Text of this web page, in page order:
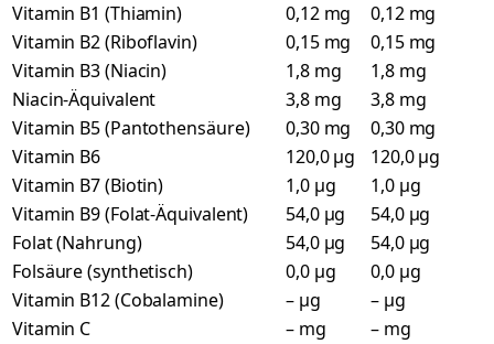
Vitamin B1 (Thiamin)
0,12 mg
0,12 mg
Vitamin B2 (Riboflavin)
0,15 mg
0,15 mg
Vitamin B3 (Niacin)
1,8 mg
1,8 mg
Niacin-Äquivalent
3,8 mg
3,8 mg
Vitamin B5 (Pantothensäure)
0,30 mg
0,30 mg
Vitamin B6
120,0 µg
120,0 µg
Vitamin B7 (Biotin)
1,0 µg
1,0 µg
Vitamin B9 (Folat-Äquivalent)
54,0 µg
54,0 µg
Folat (Nahrung)
54,0 µg
54,0 µg
Folsäure (synthetisch)
0,0 µg
0,0 µg
Vitamin B12 (Cobalamine)
– µg
– µg
Vitamin C
– mg
– mg